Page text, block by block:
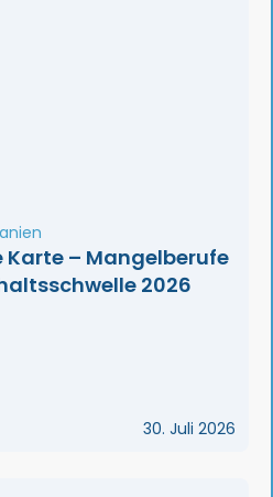
Karte – Mangelberufe
2026
30. Juli 2026